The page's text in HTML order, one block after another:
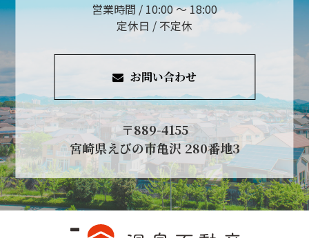
営業時間 / 10:00 ～ 18:00
定休日 / 不定休
お問い合わせ
〒889-4155
宮崎県えびの市亀沢 280番地3